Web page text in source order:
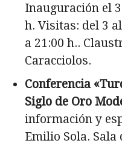
Inauguración el
h. Visitas: del 3
a 21:00 h..
Caracciolos.
Conferencia
Siglo de Oro
información y
Emilio Sola. Sala